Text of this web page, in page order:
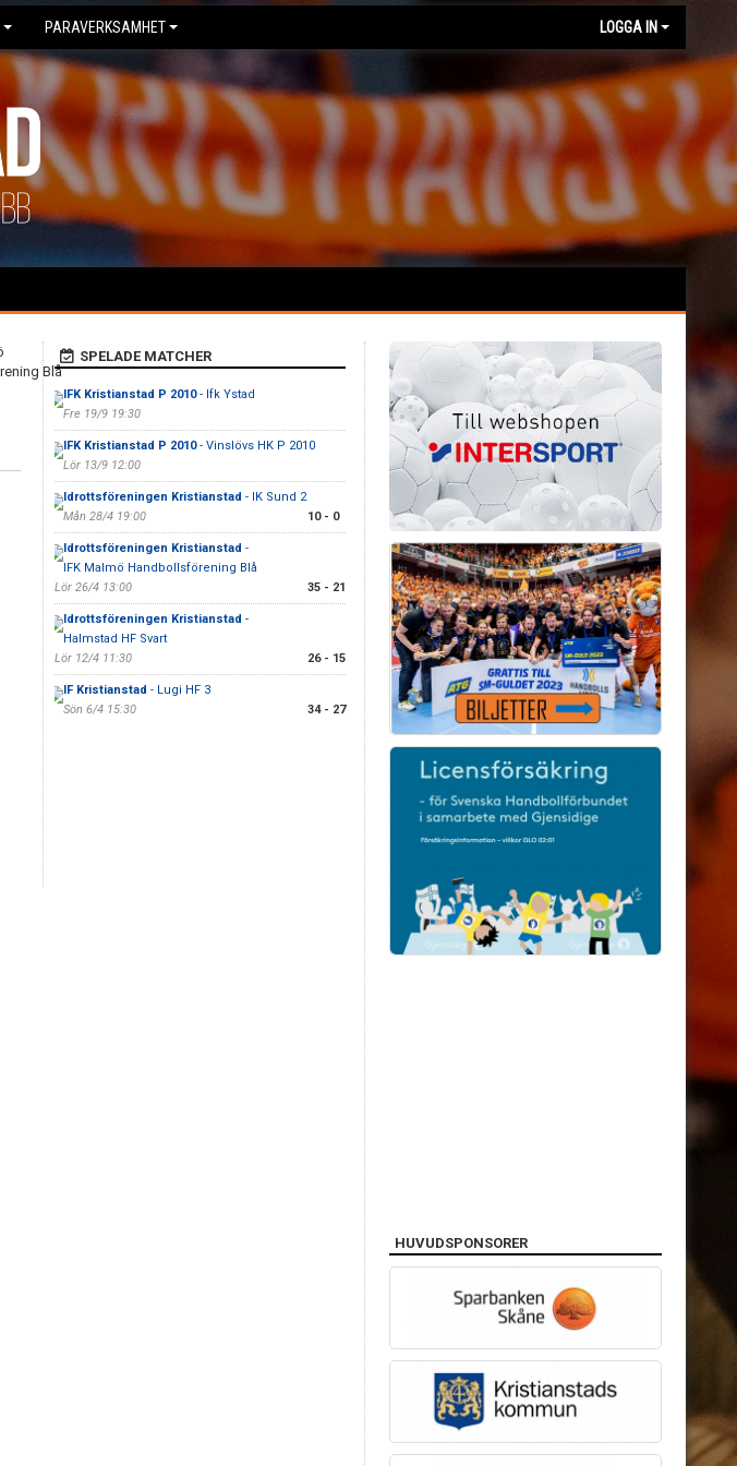
PARAVERKSAMHET LOGGA IN
SPELADE MATCHER
IFK Kristianstad P 2010- Ifk Ystad
Fre 19/9 19:30
IFK Kristianstad P 2010- Vinslövs HK P 2010
Lör 13/9 12:00
Idrottsföreningen Kristianstad - IK Sund 2
Mån 28/4 19:00
10 - 0
Idrottsföreningen Kristianstad -
IFK Malmö Handbollsförening Blå
Lör 26/4 13:00
35 - 21
Idrottsföreningen Kristianstad -
Halmstad HF Svart
Lör 12/4 11:30
26 - 15
IF Kristianstad - Lugi HF 3
Sön 6/4 15:30
34 - 27
HUVUDSPONSORER